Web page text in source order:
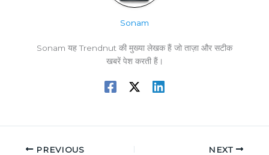
Sonam
Sonam यह Trendnut की मुख्या लेखक हैं जो ताज़ा और सटीक
खबरें पेश करती हैं।
PREVIOUS NEXT